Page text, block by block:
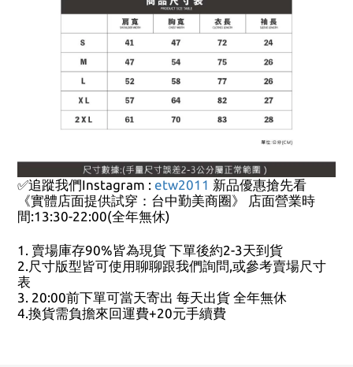
✅追蹤我們Instagram : etw2011 新品優惠搶先看
《實體店面提供試穿：台中勤美商圈》 店面營業時
間:13:30-22:00(全年無休)
1. 賣場庫存90%皆為現貨 下單後約2-3天到貨
2.尺寸版型皆可使用聊聊跟我們詢問,或參考賣場尺寸
表
3. 20:00前下單可當天寄出 每天出貨 全年無休
4.換貨需負擔來回運費+20元手續費